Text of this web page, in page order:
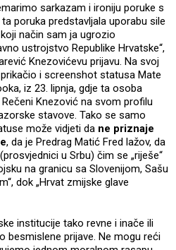
sarkazam i ironiju poruke s
poruka predstavljala uporabu sile
način sam ja ugrozio
ustrojstvo Republike Hrvatske“,
Knezovićevu prijavu. Na svoj
i screenshot statusa Mate
iz 23. lipnja, gdje ta osoba
Rečeni Knezović na svom profilu
stavove. Tako se samo
može vidjeti da ne priznaje
, da je Predrag Matić Fred lažov, da
(prosvjednici u Srbu) čim se „riješe“
na granicu sa Slovenijom, Sašu
dok „Hrvat zmijske glave
institucije tako revne i inače ili
besmislene prijave. Ne mogu reći